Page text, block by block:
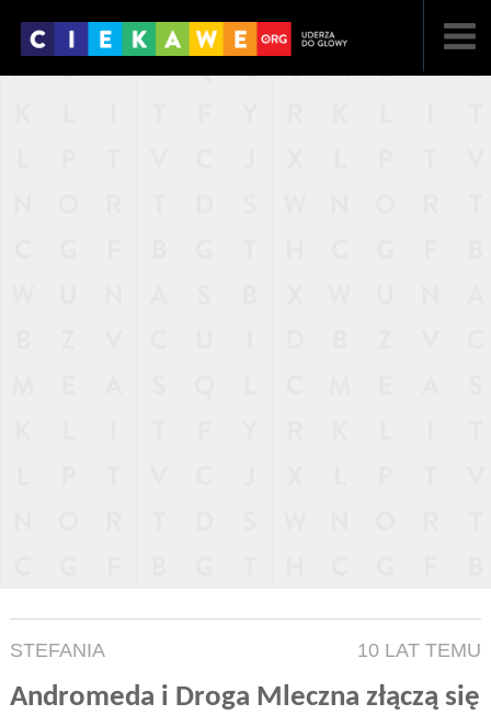
STEFANIA 10 LAT TEMU
Andromeda i Droga Mleczna złączą się